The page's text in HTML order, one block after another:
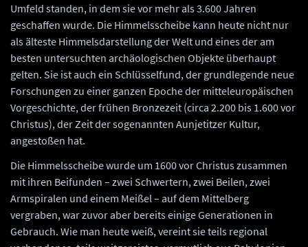
Umfeld standen, in dem sie vor mehr als 3.600 Jahren
geschaffen wurde. Die Himmelsscheibe kann heute nicht nur
als älteste Himmelsdarstellung der Welt und eines der am
besten untersuchten archäologischen Objekte überhaupt
gelten. Sie ist auch ein Schlüsselfund, der grundlegende neue
Forschungen zu einer ganzen Epoche der mitteleuropäischen
Vorgeschichte, der frühen Bronzezeit (circa 2.200 bis 1.600 vor
Christus), der Zeit der sogenannten Aunjetitzer Kultur,
angestoßen hat.
Die Himmelsscheibe wurde um 1600 vor Christus zusammen
mit ihren Beifunden – zwei Schwertern, zwei Beilen, zwei
Armspiralen und einem Meißel – auf dem Mittelberg
vergraben, war zuvor aber bereits einige Generationen in
Gebrauch. Wie man heute weiß, vereint sie teils regional